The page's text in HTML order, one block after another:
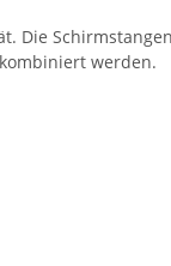
Die
werden.